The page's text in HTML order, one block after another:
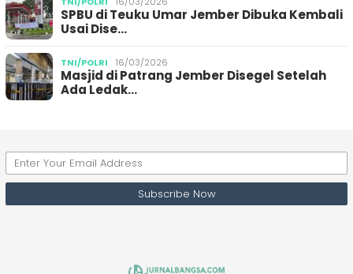
SPBU di Teuku Umar Jember Dibuka Kembali
Usai Dise…
TNI/POLRI 16/03/2026
Masjid di Patrang Jember Disegel Setelah
Ada Ledak…